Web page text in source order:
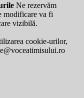
Ne rezervăm
modificare va fi
vizibilă.
cookie-urilor,